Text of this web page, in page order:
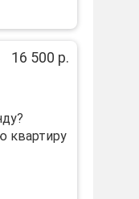
16 500 р.
квартиру